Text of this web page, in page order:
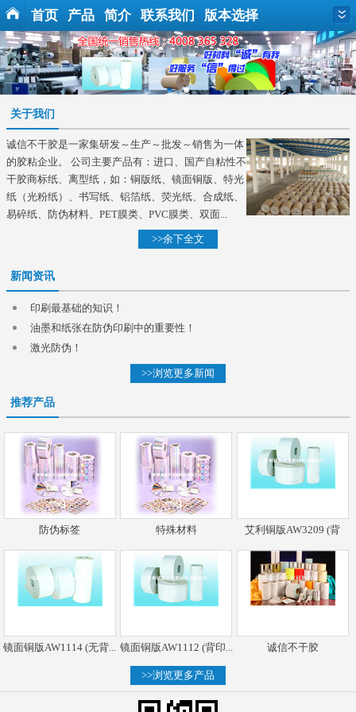
首页 产品 简介 联系我们 版本选择
关于我们
诚信不干胶是一家集研发～生产～批发～销售为一体
的胶粘企业。 公司主要产品有：进口、国产自粘性不
干胶商标纸、离型纸，如：铜版纸、镜面铜版、特光
纸（光粉纸）、书写纸、铝箔纸、荧光纸、合成纸、
易碎纸、防伪材料、PET膜类、PVC膜类、双面...
>>余下全文
新闻资讯
印刷最基础的知识！
油墨和纸张在防伪印刷中的重要性！
激光防伪！
>>浏览更多新闻
推荐产品
防伪标签 特殊材料 艾利铜版AW3209 (背
镜面铜版AW1114 (无背... 镜面铜版AW1112 (背印... 诚信不干胶
>>浏览更多产品